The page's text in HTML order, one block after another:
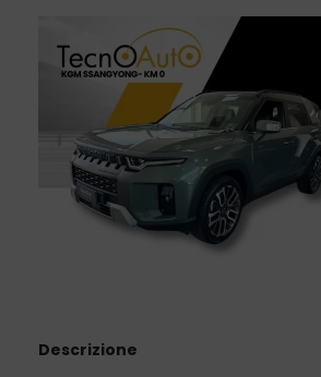
Descrizione